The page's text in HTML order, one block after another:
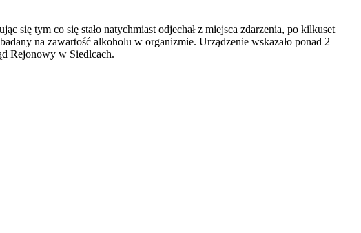
się tym co się stało natychmiast odjechał z miejsca zdarzenia, po kilkuset
na zawartość alkoholu w organizmie. Urządzenie wskazało ponad 2
Rejonowy w Siedlcach.